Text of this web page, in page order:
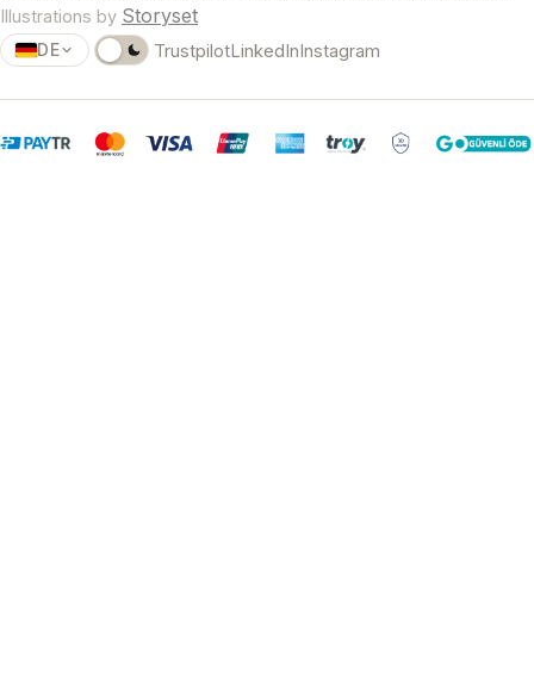
Illustrations by Storyset
DE TrustpilotLinkedInInstagram